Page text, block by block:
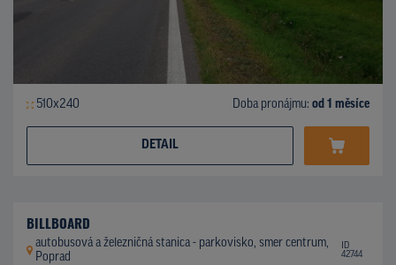
510x240 Doba pronájmu: od 1 měsíce
DETAIL
BILLBOARD
autobusová a železničná stanica - parkovisko, smer centrum,
Poprad
ID
42744